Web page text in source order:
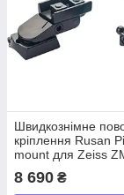
Швидкознімне
кріплення Rusan
mount для Zeiss
Remington 700.
KR 25 мм tdi
8 690 ₴